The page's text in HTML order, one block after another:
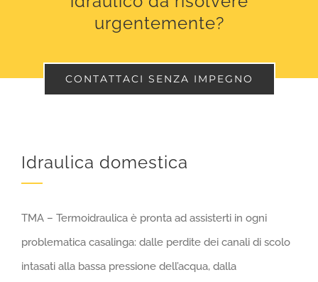
urgentemente?
CONTATTACI SENZA IMPEGNO
Idraulica domestica
TMA – Termoidraulica è pronta ad assisterti in ogni
problematica casalinga: dalle perdite dei canali di scolo
intasati alla bassa pressione dell’acqua, dalla